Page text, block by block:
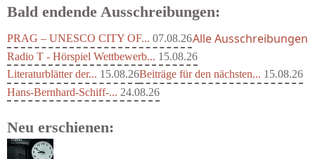
Bald endende Ausschreibungen:
PRAG – UNESCO CITY OF... 07.08.26
Radio T - Hörspiel Wettbewerb... 15.08.26
Literaturblätter der... 15.08.26Beiträge für den nächsten... 15.08.26
Hans-Bernhard-Schiff-... 24.08.26
Alle Ausschreibungen
Neu erschienen: